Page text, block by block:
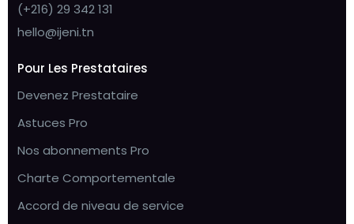
(+216) 29 342 131
hello@ijeni.tn
Pour Les Prestataires
Devenez Prestataire
Astuces Pro
Nos abonnements Pro
Charte Comportementale
Accord de niveau de service